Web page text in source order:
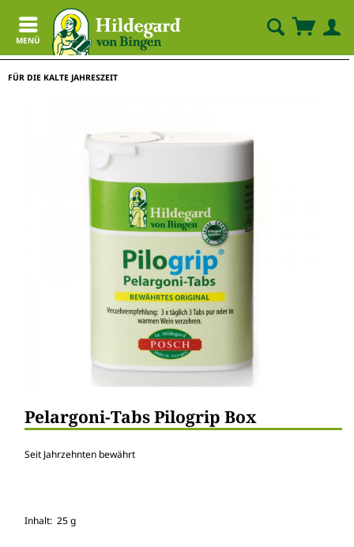
MENÜ
FÜR DIE KALTE JAHRESZEIT
Pelargoni-Tabs Pilogrip Box
Seit Jahrzehnten bewährt
Inhalt: 25 g